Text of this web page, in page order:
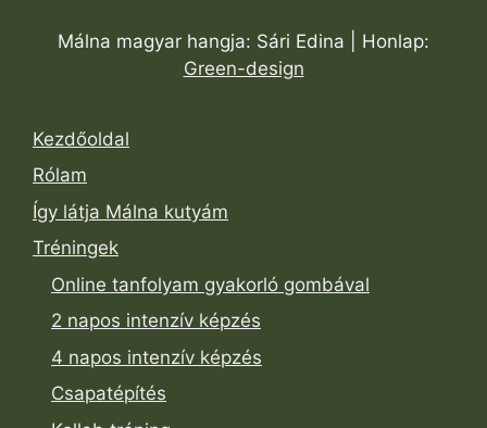
Málna magyar hangja: Sári Edina | Honlap:
Green-design
Kezdőoldal
Rólam
Így látja Málna kutyám
Tréningek
Online tanfolyam gyakorló gombával
2 napos intenzív képzés
4 napos intenzív képzés
Csapatépítés